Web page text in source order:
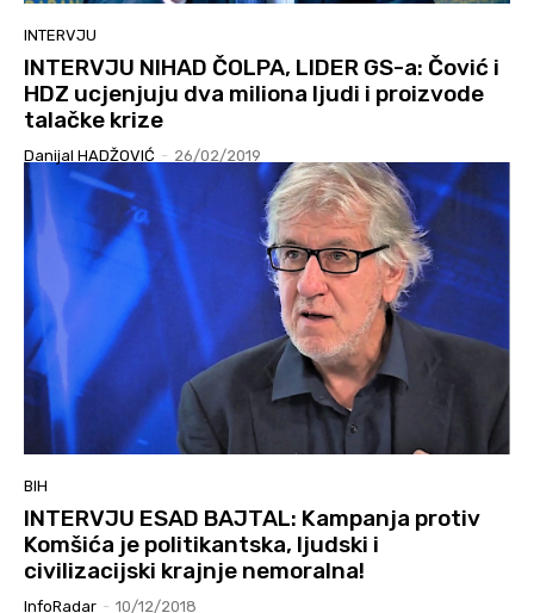
INTERVJU
INTERVJU NIHAD ČOLPA, LIDER GS-a: Čović i
HDZ ucjenjuju dva miliona ljudi i proizvode
talačke krize
Danijal HADŽOVIĆ - 26/02/2019
BIH
INTERVJU ESAD BAJTAL: Kampanja protiv
Komšića je politikantska, ljudski i
civilizacijski krajnje nemoralna!
InfoRadar - 10/12/2018